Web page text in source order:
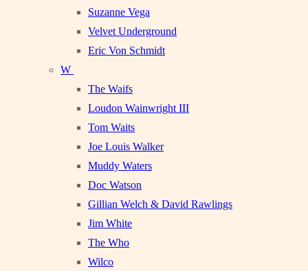
Suzanne Vega
Velvet Underground
Eric Von Schmidt
W
The Waifs
Loudon Wainwright III
Tom Waits
Joe Louis Walker
Muddy Waters
Doc Watson
Gillian Welch & David Rawlings
Jim White
The Who
Wilco